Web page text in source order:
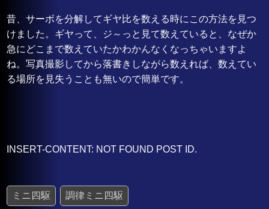
昔、サーボを分解してギヤ比を数える時にこの方法を見つ
けました。ギヤって、ジ～っと見て数えていると、なぜか
急にどこまで数えていたかわかんなくなっちゃいますよ
ね。写真撮影してから落書きしながら数えれば、数えてい
る場所を見失うことも無いので簡単です。
INSERT-CONTENT: NOT FOUND POST ID.
ミニ四駆 調律ミニ四駆